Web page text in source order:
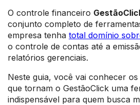
O controle financeiro
conjunto completo de
empresa tenha total domínio
o controle de contas até a
relatórios gerenciais.
Neste guia, você vai conhecer
que tornam o GestãoClick uma
indispensável para quem busca